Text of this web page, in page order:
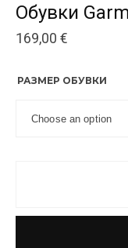
Обувки
169,00 €
РАЗМЕР ОБУВКИ